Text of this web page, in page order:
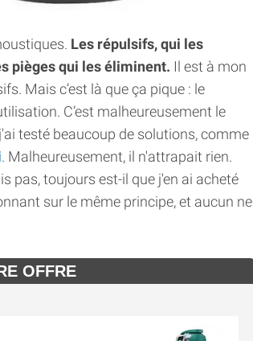
Les répulsifs, qui les
pièges qui les éliminent. Il est à mon
Mais c’est là que ça pique : le
C’est malheureusement le
testé beaucoup de solutions, comme
. Malheureusement, il n'attrapait rien.
pas, toujours est-il que j'en ai acheté
sur le même principe, et aucun ne
OFFRE